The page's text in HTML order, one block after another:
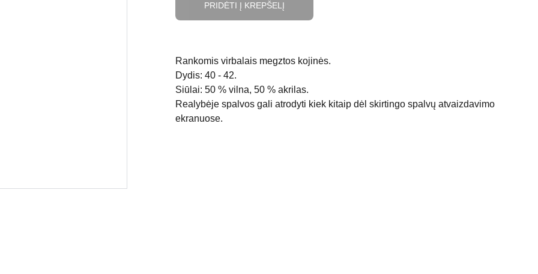
PRIDĖTI Į KREPŠELĮ
Rankomis virbalais megztos kojinės.
Dydis: 40 - 42.
Siūlai: 50 % vilna, 50 % akrilas.
Realybėje spalvos gali atrodyti kiek kitaip dėl skirtingo spalvų atvaizdavimo
ekranuose.